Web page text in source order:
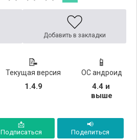
Добавить в закладки
📝
Текущая версия
1.4.9
📱
ОС андроид
4.4 и
выше
📩
Подписаться
📢
Поделиться